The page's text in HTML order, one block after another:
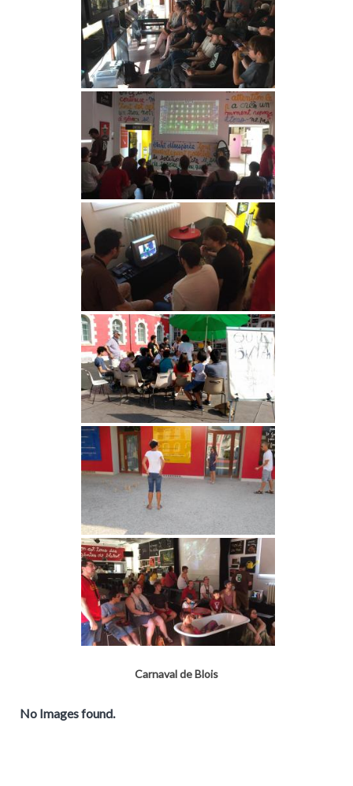
Carnaval de Blois
No Images found.